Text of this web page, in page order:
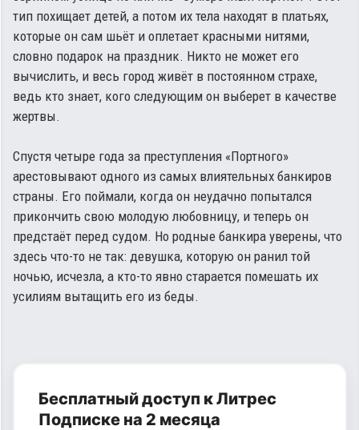
тип похищает детей, а потом их тела находят в платьях,
которые он сам шьёт и оплетает красными нитями,
словно подарок на праздник. Никто не может его
вычислить, и весь город живёт в постоянном страхе,
ведь кто знает, кого следующим он выберет в качестве
жертвы.
Спустя четыре года за преступления «Портного»
арестовывают одного из самых влиятельных банкиров
страны. Его поймали, когда он неудачно попытался
прикончить свою молодую любовницу, и теперь он
предстаёт перед судом. Но родные банкира уверены, что
здесь что-то не так: девушка, которую он ранил той
ночью, исчезла, а кто-то явно старается помешать их
усилиям вытащить его из беды.
Бесплатный доступ к Литрес
Подписке на 2 месяца